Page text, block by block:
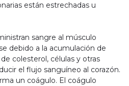
están estrechadas u
sangre al músculo
debido a la acumulación de
colesterol, células y otras
el flujo sanguíneo al corazón.
un coágulo. El coágulo